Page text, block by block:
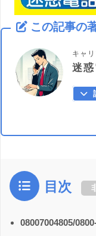
この記事の
キャ
迷
目次
08007004805/